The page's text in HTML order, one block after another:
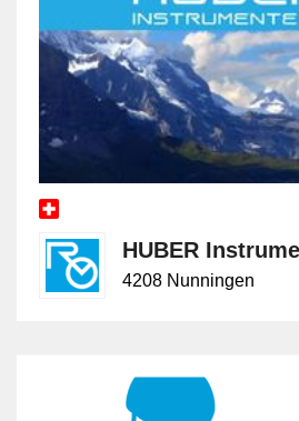
HUBER
4208 Nunningen
IT-Abteilungen, Ingenieuren und
sicherzustellen, dass die
praktisch umsetzbar und auf die
abgestimmt sind. Sie leiten
überwachen den Fortschritt und
Support an, um sicherzustellen,
Änderungen erfolgreich umgesetzt
wichtiger Aspekt der Tätigkeit ist
und Unterstützung. Technische
aktuelle Entwicklungen und Trends
auf dem Laufenden und bieten
Branchen tätig sein, darunter IT
Maschinenbau, Elektronik,